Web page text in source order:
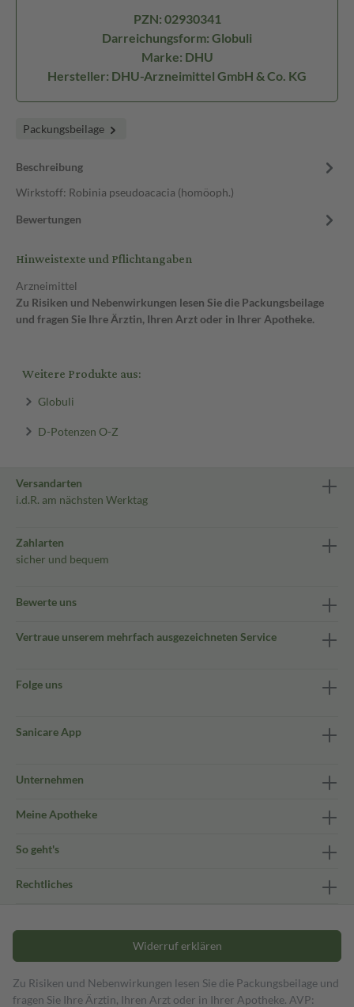
PZN: 02930341
Darreichungsform: Globuli
Marke: DHU
Hersteller: DHU-Arzneimittel GmbH & Co. KG
Packungsbeilage
Beschreibung
Wirkstoff: Robinia pseudoacacia (homöoph.)
Bewertungen
Hinweistexte und Pflichtangaben
Arzneimittel
Zu Risiken und Nebenwirkungen lesen Sie die Packungsbeilage
und fragen Sie Ihre Ärztin, Ihren Arzt oder in Ihrer Apotheke.
Weitere Produkte aus:
Globuli
D-Potenzen O-Z
Versandarten
i.d.R. am nächsten Werktag
Zahlarten
sicher und bequem
Bewerte uns
Vertraue unserem mehrfach ausgezeichneten Service
Folge uns
Sanicare App
Unternehmen
Meine Apotheke
So geht's
Rechtliches
Widerruf erklären
Zu Risiken und Nebenwirkungen lesen Sie die Packungsbeilage und
fragen Sie Ihre Ärztin, Ihren Arzt oder in Ihrer Apotheke. AVP: